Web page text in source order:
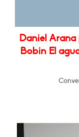
Daniel
Bobin El